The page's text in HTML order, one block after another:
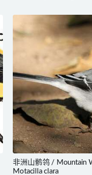
非洲山鹡鸰 / Mountain
Motacilla clara